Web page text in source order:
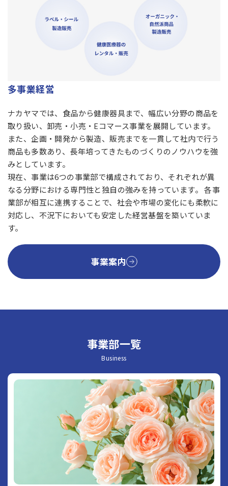
多事業経営
ナカヤマでは、食品から健康器具まで、幅広い分野の商品を
取り扱い、卸売・小売・Eコマース事業を展開しています。
また、企画・開発から製造、販売までを一貫して社内で行う
商品も多数あり、長年培ってきたものづくりのノウハウを強
みとしています。
現在、事業は6つの事業部で構成されており、それぞれが異
なる分野における専門性と独自の強みを持っています。 各事
業部が相互に連携することで、社会や市場の変化にも柔軟に
対応し、不況下においても安定した経営基盤を築いていま
す。
事業案内
事業部一覧
Business